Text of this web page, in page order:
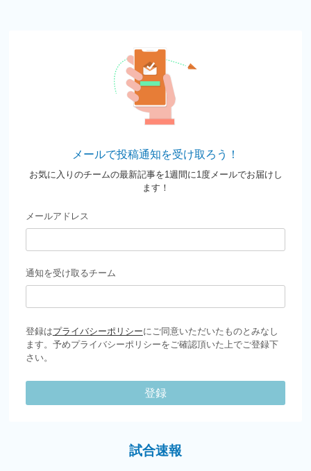
メールで投稿通知を受け取ろう！
お気に入りのチームの最新記事を1週間に1度メールでお届けし
ます！
メールアドレス
通知を受け取るチーム
登録はプライバシーポリシーにご同意いただいたものとみなし
ます。予めプライバシーポリシーをご確認頂いた上でご登録下
さい。
登録
試合速報